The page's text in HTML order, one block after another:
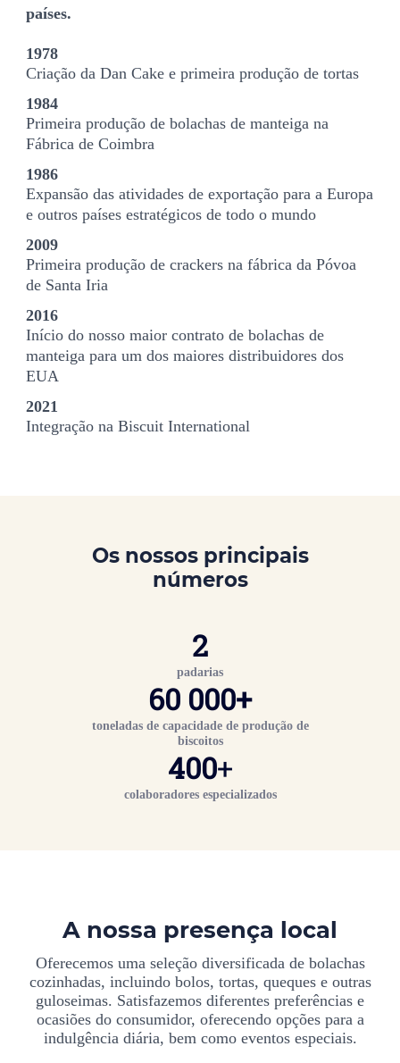
países.
1978
Criação da Dan Cake e primeira produção de tortas
1984
Primeira produção de bolachas de manteiga na
Fábrica de Coimbra
1986
Expansão das atividades de exportação para a Europa
e outros países estratégicos de todo o mundo
2009
Primeira produção de crackers na fábrica da Póvoa
de Santa Iria
2016
Início do nosso maior contrato de bolachas de
manteiga para um dos maiores distribuidores dos
EUA
2021
Integração na Biscuit International
Os nossos principais
números
2
padarias
60 000+
toneladas de capacidade de produção de
biscoitos
400+
colaboradores especializados
A nossa presença local
Oferecemos uma seleção diversificada de bolachas
cozinhadas, incluindo bolos, tortas, queques e outras
guloseimas. Satisfazemos diferentes preferências e
ocasiões do consumidor, oferecendo opções para a
indulgência diária, bem como eventos especiais.